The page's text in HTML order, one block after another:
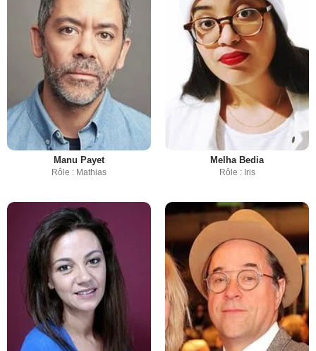
Manu Payet
Rôle : Mathias
Melha Bedia
Rôle : Iris